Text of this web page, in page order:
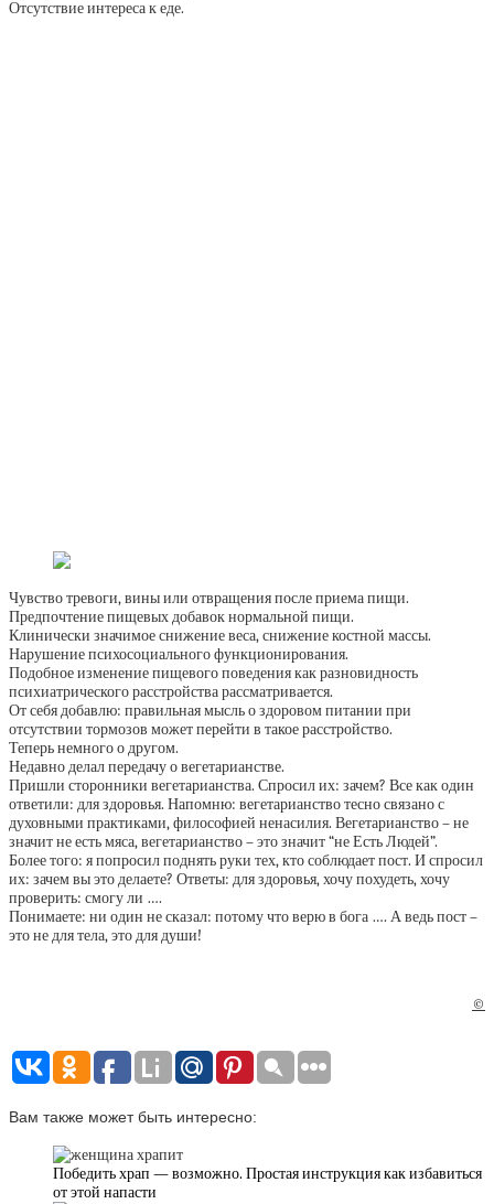
Отсутствие интереса к еде.
Чувство тревоги, вины или отвращения после приема пищи.
Предпочтение пищевых добавок нормальной пищи.
Клинически значимое снижение веса, снижение костной массы.
Нарушение психосоциального функционирования.
Подобное изменение пищевого поведения как разновидность
психиатрического расстройства рассматривается.
От себя добавлю: правильная мысль о здоровом питании при
отсутствии тормозов может перейти в такое расстройство.
Теперь немного о другом.
Недавно делал передачу о вегетарианстве.
Пришли сторонники вегетарианства. Спросил их: зачем? Все как один
ответили: для здоровья. Напомню: вегетарианство тесно связано с
духовными практиками, философией ненасилия. Вегетарианство – не
значит не есть мяса, вегетарианство – это значит “не Есть Людей”.
Более того: я попросил поднять руки тех, кто соблюдает пост. И спросил
их: зачем вы это делаете? Ответы: для здоровья, хочу похудеть, хочу
проверить: смогу ли ….
Понимаете: ни один не сказал: потому что верю в бога …. А ведь пост –
это не для тела, это для души!
©
Вам также может быть интересно:
Победить храп — возможно. Простая инструкция как избавиться
от этой напасти